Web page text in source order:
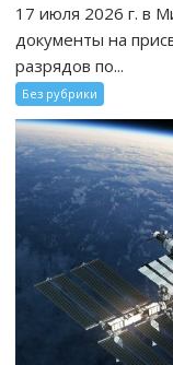
17 июля 2026 г. в
документы на
разрядов по...
Без рубрики